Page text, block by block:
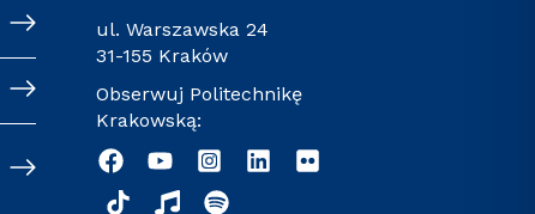
ul. Warszawska 24
31-155 Kraków
Obserwuj Politechnikę
Krakowską: